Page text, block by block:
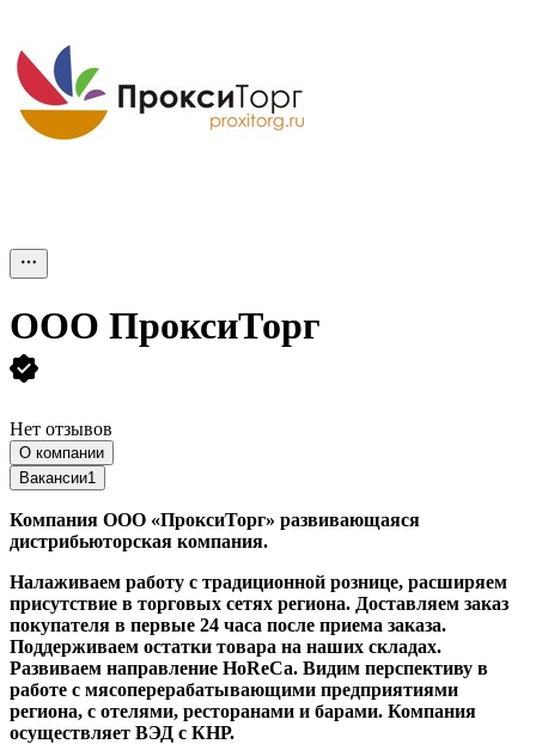
ООО ПроксиТорг
Нет отзывов
О компании
Вакансии1
Компания ООО «ПроксиТорг» развивающаяся
дистрибьюторская компания.
Налаживаем работу с традиционной рознице, расширяем
присутствие в торговых сетях региона. Доставляем заказ
покупателя в первые 24 часа после приема заказа.
Поддерживаем остатки товара на наших складах.
Развиваем направление HoReCa. Видим перспективу в
работе с мясоперерабатывающими предприятиями
региона, с отелями, ресторанами и барами. Компания
осуществляет ВЭД с КНР.